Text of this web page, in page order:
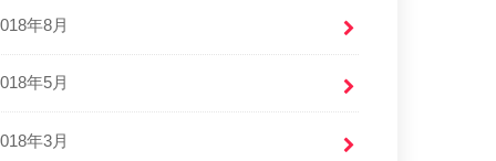
年8月
年5月
年3月